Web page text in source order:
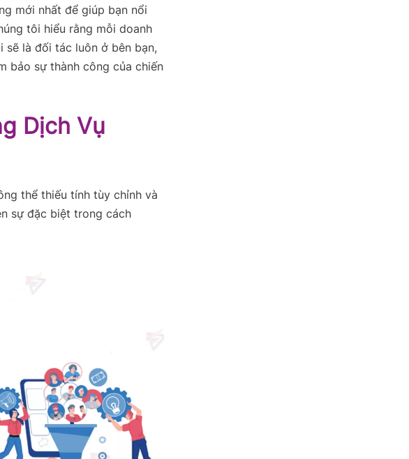
mới nhất để giúp bạn nổi
tôi hiểu rằng mỗi doanh
sẽ là đối tác luôn ở bên bạn,
bảo sự thành công của chiến
Dịch Vụ
thể thiếu tính tùy chỉnh và
sự đặc biệt trong cách